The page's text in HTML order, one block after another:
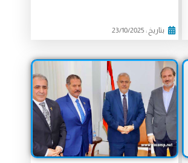
بتاريخ : 23/10/2025